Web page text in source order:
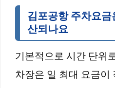
김포공항 주차요
산되나요
기본적으로 시간 단위
차장은 일 최대 요금이